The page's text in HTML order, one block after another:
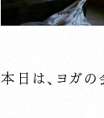
本日は、ヨガの